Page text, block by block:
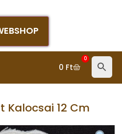
0 Ft
0
Kalocsai 12 Cm